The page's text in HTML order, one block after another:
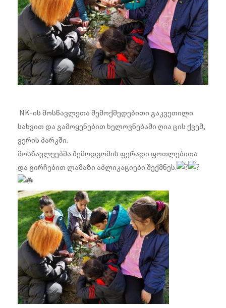
NK-ის მოსწავლეთა შემოქმედებითი გაკვეთილი
სახვით და გამოყენებით ხელოვნებაში ღია ცის ქვეშ,
ვერის პარკში.
მოსწავლეებმა შემოდგომის ფერადი ფოთლებითა
და გირჩებით ლამაზი აპლიკაციები შექმნეს.